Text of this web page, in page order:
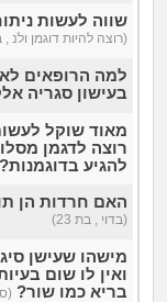
שווה לעשות
(רוצה להיות דוגמן ולנ , בן
למה הרופאים
בעישון סגריה
מאוד שוקל
רוצה לדגמן
להגיע בדוגמנות?
האם חרדות הן
(בדוי , בת 23)
מישהו שעישן
ואין לו שום
בריא כמו שור?